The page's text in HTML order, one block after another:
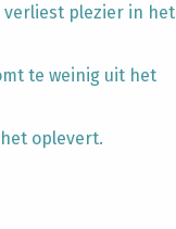
verliest plezier in het
te weinig uit het
oplevert.